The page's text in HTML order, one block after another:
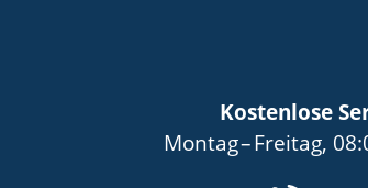
Kostenlose
Montagbis
–Freitag, von